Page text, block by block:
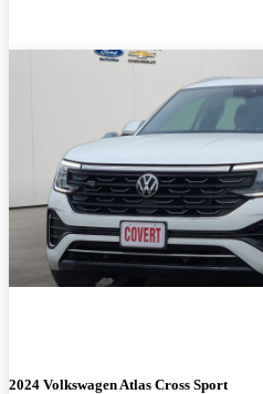
2024 Volkswagen Atlas Cross Sport